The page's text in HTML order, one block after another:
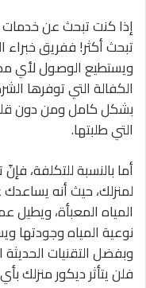
إذا كنت تبحث عن خدمات
تبحث أكثر! ففريق
ويستطيع الوصول لأي
الكفالة التي توفرها
بشكل كامل ومن دون
التي طلبتها.
أما بالنسبة للتكلفة،
لمنزلك، حيث أنه يساعدك
المياه المعبأة،
نوعية المياه وجودتها
وبفضل التقنيات
فلن يتأثر ديكور منزلك